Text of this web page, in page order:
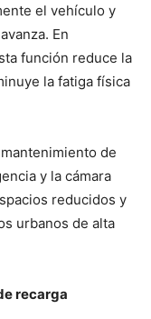
el vehículo y
En
función reduce la
la fatiga física
de
y la cámara
reducidos y
urbanos de alta
recarga